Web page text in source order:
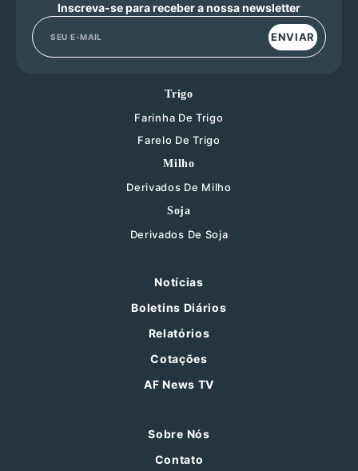
Inscreva-se para receber a nossa newsletter
ENVIAR
Trigo
Farinha De Trigo
Farelo De Trigo
Milho
Derivados De Milho
Soja
Derivados De Soja
Notícias
Boletins Diários
Relatórios
Cotações
AF News TV
Sobre Nós
Contato